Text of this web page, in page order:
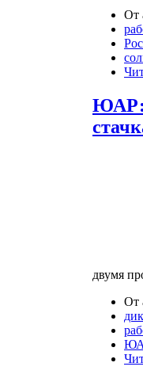
От
ЮАР:
двумя
От